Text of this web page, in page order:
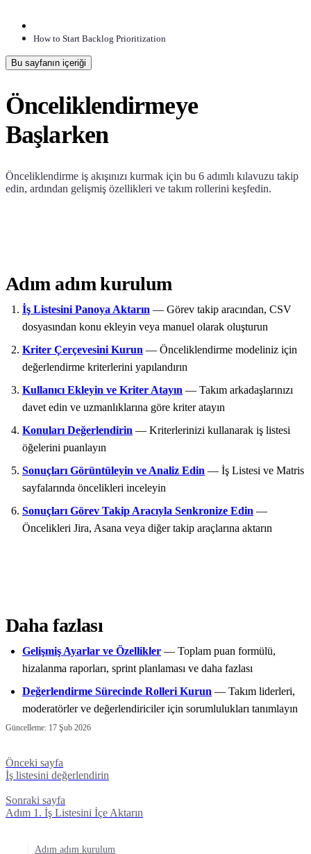
How to Start Backlog Prioritization
Bu sayfanın içeriği
Önceliklendirmeye
Başlarken
Önceliklendirme iş akışınızı kurmak için bu 6 adımlı kılavuzu takip
edin, ardından gelişmiş özellikleri ve takım rollerini keşfedin.
Adım adım kurulum
İş Listesini Panoya Aktarın — Görev takip aracından, CSV
dosyasından konu ekleyin veya manuel olarak oluşturun
Kriter Çerçevesini Kurun — Önceliklendirme modeliniz için
değerlendirme kriterlerini yapılandırın
Kullanıcı Ekleyin ve Kriter Atayın — Takım arkadaşlarınızı
davet edin ve uzmanlıklarına göre kriter atayın
Konuları Değerlendirin — Kriterlerinizi kullanarak iş listesi
öğelerini puanlayın
Sonuçları Görüntüleyin ve Analiz Edin — İş Listesi ve Matris
sayfalarında öncelikleri inceleyin
Sonuçları Görev Takip Aracıyla Senkronize Edin —
Öncelikleri Jira, Asana veya diğer takip araçlarına aktarın
Daha fazlası
Gelişmiş Ayarlar ve Özellikler — Toplam puan formülü,
hizalanma raporları, sprint planlaması ve daha fazlası
Değerlendirme Sürecinde Rolleri Kurun — Takım liderleri,
moderatörler ve değerlendiriciler için sorumlulukları tanımlayın
Güncelleme: 17 Şub 2026
Önceki sayfa
İş listesini değerlendirin
Sonraki sayfa
Adım 1. İş Listesini İçe Aktarın
Adım adım kurulum